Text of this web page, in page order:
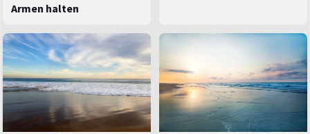
Armen halten